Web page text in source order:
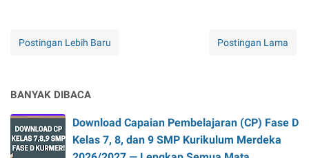
Postingan Lebih Baru Postingan Lama
BANYAK DIBACA
Download Capaian Pembelajaran (CP) Fase D
Kelas 7, 8, dan 9 SMP Kurikulum Merdeka